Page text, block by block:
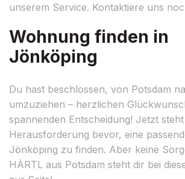
unserem Service. Kontaktiere uns
Wohnung finden in
Jönköping
Du hast beschlossen, von Potsdam
umzuziehen – herzlichen
spannenden Entscheidung! Jetzt
Herausforderung bevor, eine
Jönköping zu finden. Aber keine
HÄRTL aus Potsdam steht dir bei